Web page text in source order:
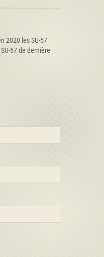
2020 les SU-57
57 de dernière